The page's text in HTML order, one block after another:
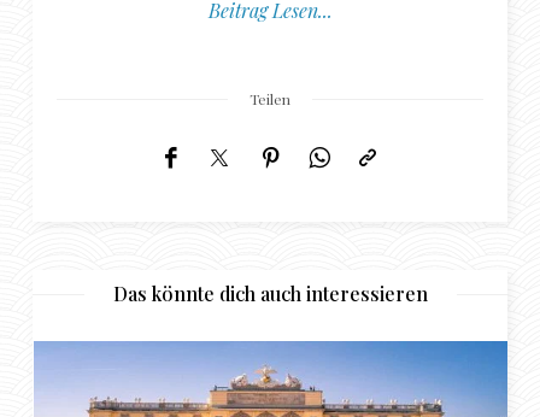
Beitrag Lesen...
Teilen
Das könnte dich auch interessieren